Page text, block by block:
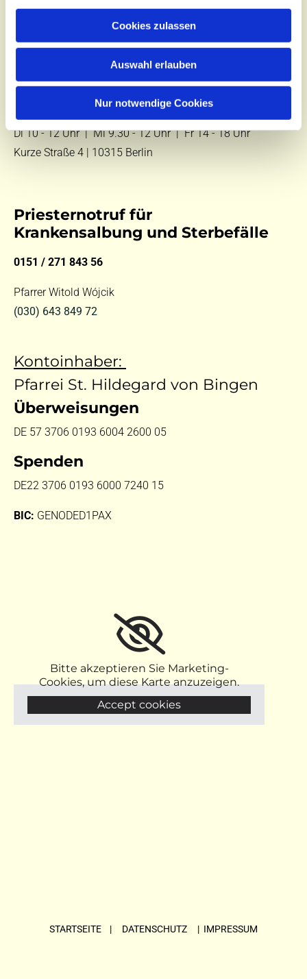
Cookies zulassen
Auswahl erlauben
Nur notwendige Cookies
Kontakt
Tel.:
E-Mail:kontakt@st-hildegard-von-bingen.de
Di 10 - 12 Uhr |Mi 9.30 - 12 Uhr |Fr 14 - 18 Uhr
Kurze Straße 4 | 10315 Berlin
Priesternotruf für
Krankensalbung und Sterbefälle
0151 / 271 843 56
Pfarrer Witold Wójcik
(030) 643 849 72
Kontoinhaber:
Pfarrei St. Hildegard von Bingen
Überweisungen
DE 57 3706 0193 6004 2600 05
Spenden
DE22 3706 0193 6000 7240 15
BIC: GENODED1PAX
Bitte akzeptieren Sie Marketing-
Cookies, um diese Karte anzuzeigen.
Accept cookies
STARTSEITE | DATENSCHUTZ | IMPRESSUM